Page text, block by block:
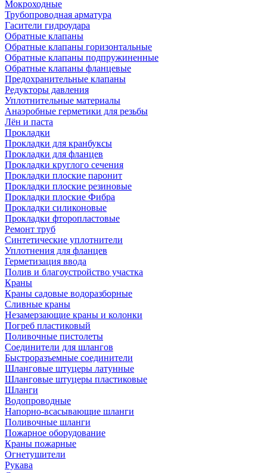
Мокроходные
Трубопроводная арматура
Гасители гидроудара
Обратные клапаны
Обратные клапаны горизонтальные
Обратные клапаны подпружиненные
Обратные клапаны фланцевые
Предохранительные клапаны
Редукторы давления
Уплотнительные материалы
Анаэробные герметики для резьбы
Лён и паста
Прокладки
Прокладки для кранбуксы
Прокладки для фланцев
Прокладки круглого сечения
Прокладки плоские паронит
Прокладки плоские резиновые
Прокладки плоские Фибра
Прокладки силиконовые
Прокладки фторопластовые
Ремонт труб
Синтетические уплотнители
Уплотнения для фланцев
Герметизация ввода
Полив и благоустройство участка
Краны
Краны садовые водоразборные
Сливные краны
Незамерзающие краны и колонки
Погреб пластиковый
Поливочные пистолеты
Соединители для шлангов
Быстроразъемные соединители
Шланговые штуцеры латунные
Шланговые штуцеры пластиковые
Шланги
Водопроводные
Напорно-всасывающие шланги
Поливочные шланги
Пожарное оборудование
Краны пожарные
Огнетушители
Рукава